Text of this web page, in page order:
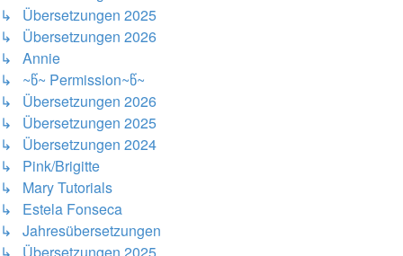
↳ Übersetzungen 2025
↳ Übersetzungen 2026
↳ Annie
↳ ~წ~ Permission~წ~
↳ Übersetzungen 2026
↳ Übersetzungen 2025
↳ Übersetzungen 2024
↳ Pink/Brigitte
↳ Mary Tutorials
↳ Estela Fonseca
↳ Jahresübersetzungen